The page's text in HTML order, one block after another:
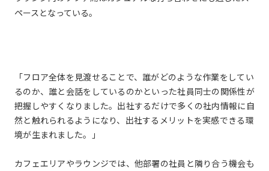
ペースとなっている。
「フロア全体を見渡せることで、誰がどのような作業をしてい
るのか、誰と会話をしているのかといった社員同士の関係性が
把握しやすくなりました。出社するだけで多くの社内情報に自
然と触れられるようになり、出社するメリットを実感できる環
境が生まれました。」
カフェエリアやラウンジでは、他部署の社員と隣り合う機会も